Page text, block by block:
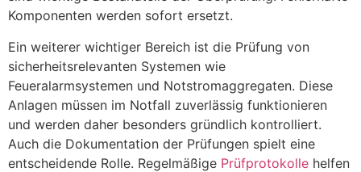
Komponenten werden sofort ersetzt.
Ein weiterer wichtiger Bereich ist die Prüfung von
sicherheitsrelevanten Systemen wie
Feueralarmsystemen und Notstromaggregaten. Diese
Anlagen müssen im Notfall zuverlässig funktionieren
und werden daher besonders gründlich kontrolliert.
Auch die Dokumentation der Prüfungen spielt eine
entscheidende Rolle. Regelmäßige Prüfprotokolle helfen